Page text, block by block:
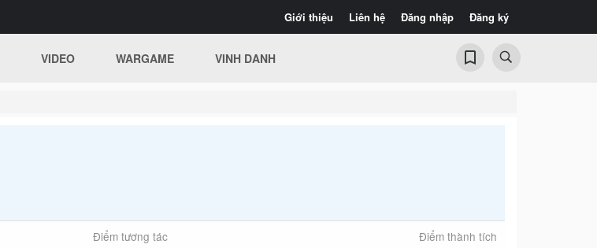
Giới thiệu Liên hệ Đăng nhập Đăng ký
VIDEO WARGAME VINH DANH
Điểm tương tác Điểm thành tích